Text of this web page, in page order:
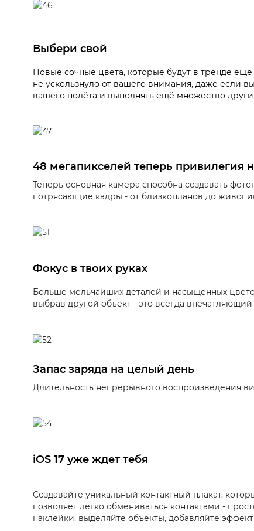
Выбери свой
Новые сочные цвета, которые будут в тренде
не ускользнуло от вашего внимания, даже если
вашего полёта и выполнять ещё множество
48 мегапикселей теперь привилегия
Теперь основная камера способна создавать
потрясающие кадры - от близкопланов до
Фокус в твоих руках
Больше мельчайших деталей и насыщенных
выбрав другой объект - это всегда впечатляющий
Запас заряда на целый день
Длительность непрерывного воспроизведения
iOS 17 уже ждет тебя
Создавайте уникальный контактный плакат,
позволяет легко обмениваться контактами -
наклейки, выделяйте объекты, добавляйте